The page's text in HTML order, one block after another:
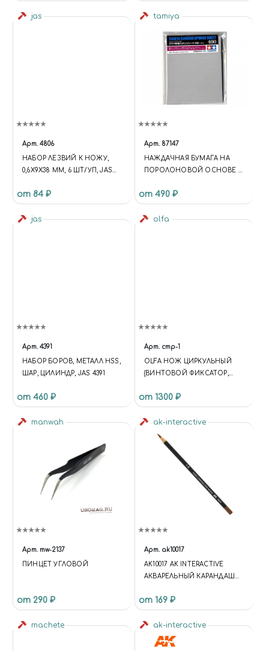
jas
Арт. 4806
НАБОР ЛЕЗВИЙ К НОЖУ,
0,6Х9Х38 ММ, 6 ШТ/УП, JAS
от 84 ₽
tamiya
Арт. 87147
НАЖДАЧНАЯ БУМАГА НА
ПОРОЛОНОВОЙ ОСНОВЕ С
от 490 ₽
jas
Арт. 4391
НАБОР БОРОВ, МЕТАЛЛ HSS,
ШАР, ЦИЛИНДР, JAS 4391
от 460 ₽
olfa
Арт. cmp-1
OLFA НОЖ ЦИРКУЛЬНЫЙ
(ВИНТОВОЙ ФИКСАТОР,
от 1300 ₽
manwah
Арт. mw-2137
ПИНЦЕТ УГЛОВОЙ
от 290 ₽
ak-interactive
Арт. ak10017
AK10017 AK INTERACTIVE
АКВАРЕЛЬНЫЙ КАРАНДАШ
ДЕРЕВА" / WATERCOLOR
PENCIL DARK CHIPPING FOR
WOOD
от 169 ₽
machete ak-interactive